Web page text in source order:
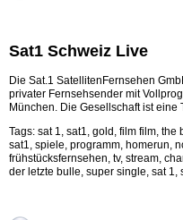
Sat1 Schweiz Live
Die Sat.1 SatellitenFernsehen
privater Fernsehsender mit
München. Die Gesellschaft ist eine
Tags: sat 1, sat1, gold, film film,
sat1, spiele, programm, homerun,
frühstücksfernsehen, tv, stream,
der letzte bulle, super single, sat 1,